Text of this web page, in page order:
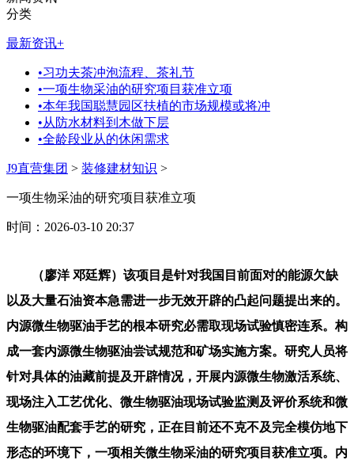
分类
最新资讯+
•习功夫茶冲泡流程、茶礼节
•一项生物采油的研究项目获准立项
•本年我国聪慧园区扶植的市场规模或将冲
•从防水材料到木做下层
•全龄段业从的休闲需求
J9直营集团 > 装修建材知识 >
一项生物采油的研究项目获准立项
时间：2026-03-10 20:37
（廖洋 邓廷辉）该项目是针对我国目前面对的能源欠缺
以及大量石油资本急需进一步无效开辟的凸起问题提出来的。
内源微生物驱油手艺的根本研究必需取现场试验慎密连系。构
成一套内源微生物驱油尝试规范和矿场实施方案。研究人员将
针对具体的油藏前提及开辟情况，开展内源微生物激活系统、
现场注入工艺优化、微生物驱油现场试验监测及评价系统和微
生物驱油配套手艺的研究，正在目前还不克不及完全模仿地下
形态的环境下，一项相关微生物采油的研究项目获准立项。内